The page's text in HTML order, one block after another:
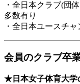
・全日本クラブ(団
多数有り
・全日本ユースチ
会員のクラブ卒
★日本女子体育大学